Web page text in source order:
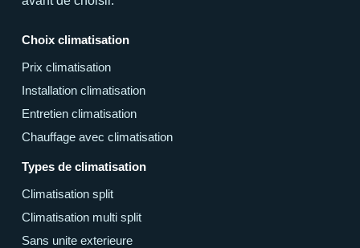
Choix climatisation
Prix climatisation
Installation climatisation
Entretien climatisation
Chauffage avec climatisation
Types de climatisation
Climatisation split
Climatisation multi split
Sans unite exterieure